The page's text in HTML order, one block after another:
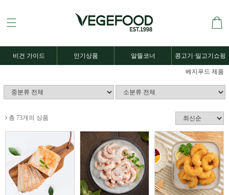
비건 가이드 인기상품 알뜰코너 콩고기·밀고기쇼핑
베지푸드 제품
총 73개의 상품